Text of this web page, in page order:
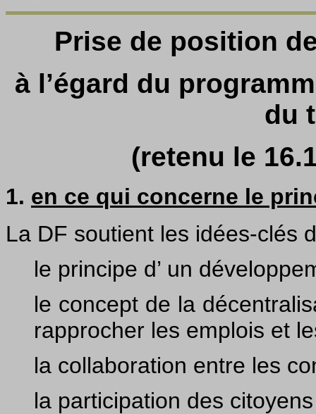
Prise de position
à l’égard du
du
(retenu le
1. en ce qui concerne le
La DF soutient les idées-clés
le principe d’ un
le concept de la
rapprocher les emplois et
la collaboration entre les
la participation des citoyens